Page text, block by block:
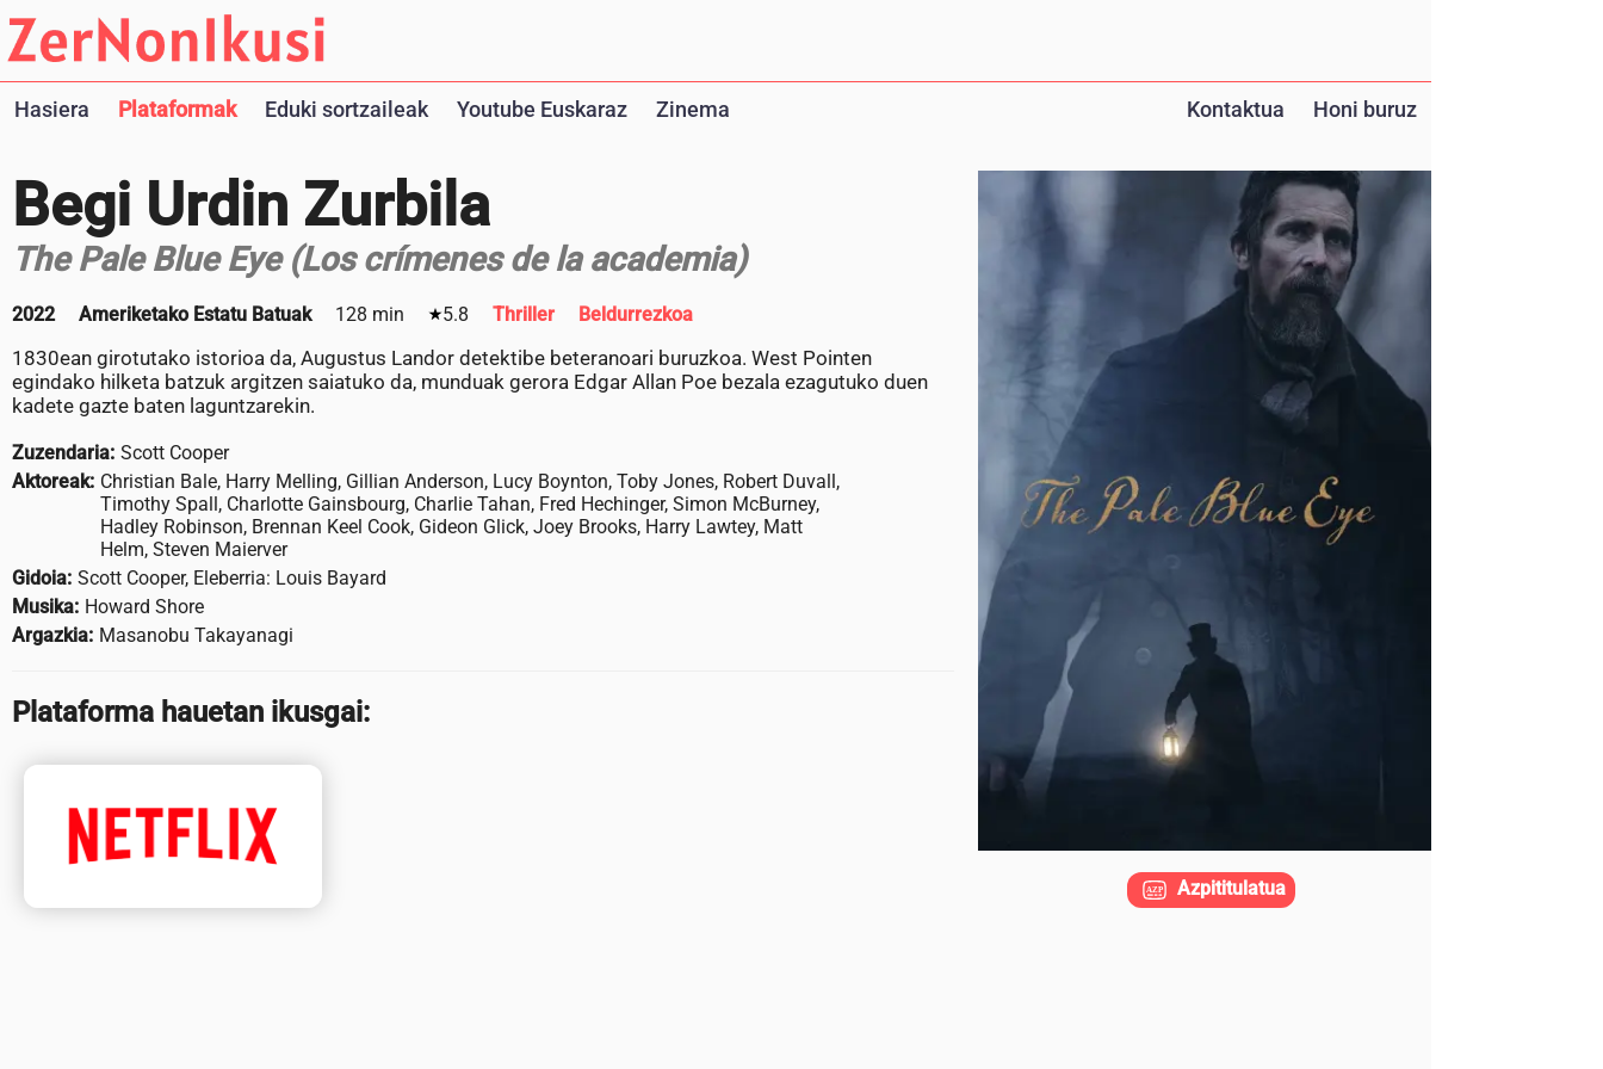
Hasiera Plataformak Eduki sortzaileak Youtube Euskaraz Zinema Kontaktua Honi buruz
Begi Urdin Zurbila
The Pale Blue Eye (Los crímenes de la academia)
2022 Ameriketako Estatu Batuak 128 min 5.8 Thriller Beldurrezkoa
1830ean girotutako istorioa da, Augustus Landor detektibe beteranoari buruzkoa. West Pointen
egindako hilketa batzuk argitzen saiatuko da, munduak gerora Edgar Allan Poe bezala ezagutuko duen
kadete gazte baten laguntzarekin.
Zuzendaria: Scott Cooper
Aktoreak: Christian Bale, Harry Melling, Gillian Anderson, Lucy Boynton, Toby Jones, Robert Duvall,
Timothy Spall, Charlotte Gainsbourg, Charlie Tahan, Fred Hechinger, Simon McBurney,
Hadley Robinson, Brennan Keel Cook, Gideon Glick, Joey Brooks, Harry Lawtey, Matt
Helm, Steven Maierver
Gidoia: Scott Cooper, Eleberria: Louis Bayard
Musika: Howard Shore
Argazkia: Masanobu Takayanagi
Plataforma hauetan ikusgai:
Azpititulatua